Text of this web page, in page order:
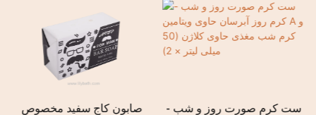
صابون کاج سفید مخصوص ست کرم صورت روز و شب -